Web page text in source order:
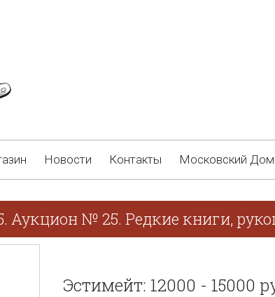
Новости Контакты Московский
№ 25. Редкие книги,
Эстимейт: 12000 - 15000